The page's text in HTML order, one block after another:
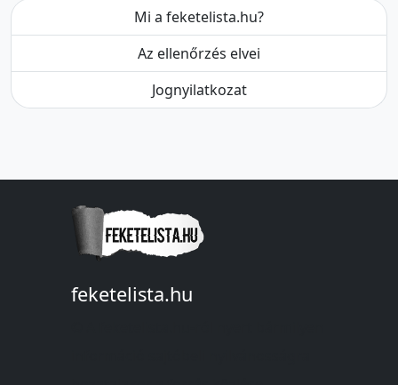
Mi a feketelista.hu?
Az ellenőrzés elvei
Jognyilatkozat
feketelista.hu